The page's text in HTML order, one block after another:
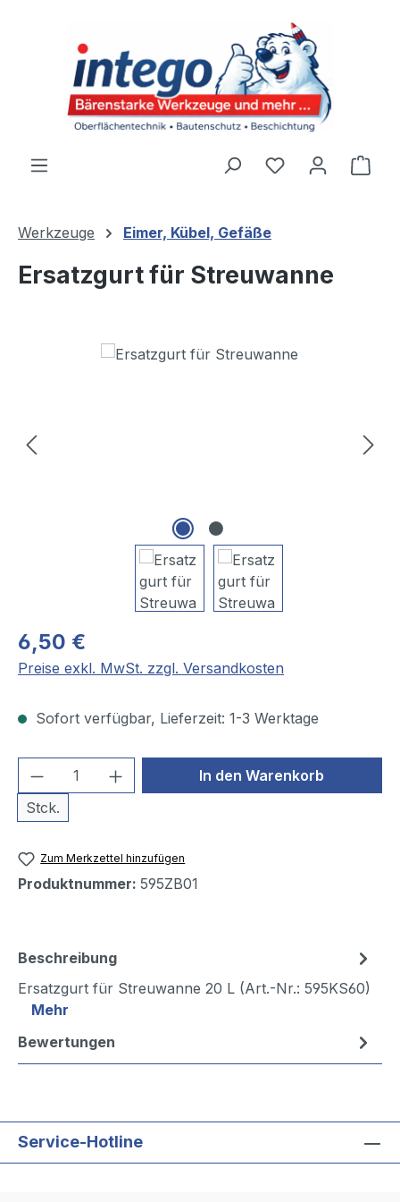
Du hast 0
Werkzeuge Eimer, Kübel, Gefäße
Ersatzgurt für Streuwanne
Bildergalerie überspringen
6,50 €
Preise exkl. MwSt. zzgl. Versandkosten
Sofort verfügbar, Lieferzeit: 1-3 Werktage
Produkt Anzahl: Gib den
Stck.
In den Warenkorb
Zum Merkzettel hinzufügen
Produktnummer: 595ZB01
Beschreibung
Ersatzgurt für Streuwanne 20 L (Art.-Nr.: 595KS60)
Mehr
Bewertungen
Service-Hotline